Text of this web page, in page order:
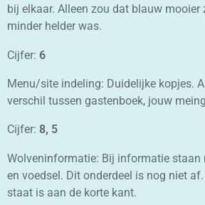
bij elkaar. Alleen zou dat blauw mooier
minder helder was.
Cijfer: 6
Menu/site indeling: Duidelijke kopjes.
verschil tussen gastenboek, jouw
Cijfer: 8, 5
Wolveninformatie: Bij informatie staan
en voedsel. Dit onderdeel is nog niet
staat is aan de korte kant.